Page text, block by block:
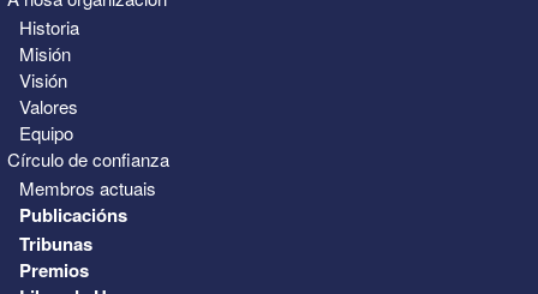
Historia
Misión
Visión
Valores
Equipo
Círculo de confianza
Membros actuais
Publicacións
Tribunas
Premios